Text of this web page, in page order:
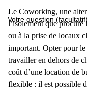
Votre question (facultatif)
Le Coworking, une
l’isolement que procure
ou à la prise de locaux
important. Opter pour
travailler en dehors de
coût d’une location de
flexible : il est possible